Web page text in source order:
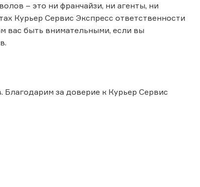
– это ни франчайзи, ни агенты, ни
Курьер Сервис Экспресс ответственности
вас быть внимательными, если вы
за доверие к Курьер Сервис